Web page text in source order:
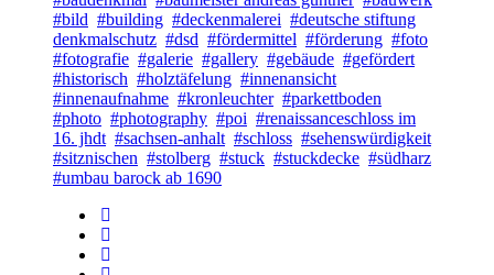
#bild #building #deckenmalerei #deutsche stiftung
denkmalschutz #dsd #fördermittel #förderung #foto
#fotografie #galerie #gallery #gebäude #gefördert
#historisch #holztäfelung #innenansicht
#innenaufnahme #kronleuchter #parkettboden
#photo #photography #poi #renaissanceschloss im
16. jhdt #sachsen-anhalt #schloss #sehenswürdigkeit
#sitznischen #stolberg #stuck #stuckdecke #südharz
#umbau barock ab 1690